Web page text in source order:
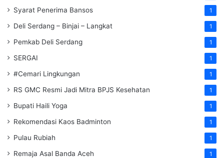
Syarat Penerima Bansos 1
Deli Serdang – Binjai – Langkat 1
Pemkab Deli Serdang 1
SERGAI 1
#Cemari Lingkungan 1
RS GMC Resmi Jadi Mitra BPJS Kesehatan 1
Bupati Haili Yoga 1
Rekomendasi Kaos Badminton 1
Pulau Rubiah 1
Remaja Asal Banda Aceh 1